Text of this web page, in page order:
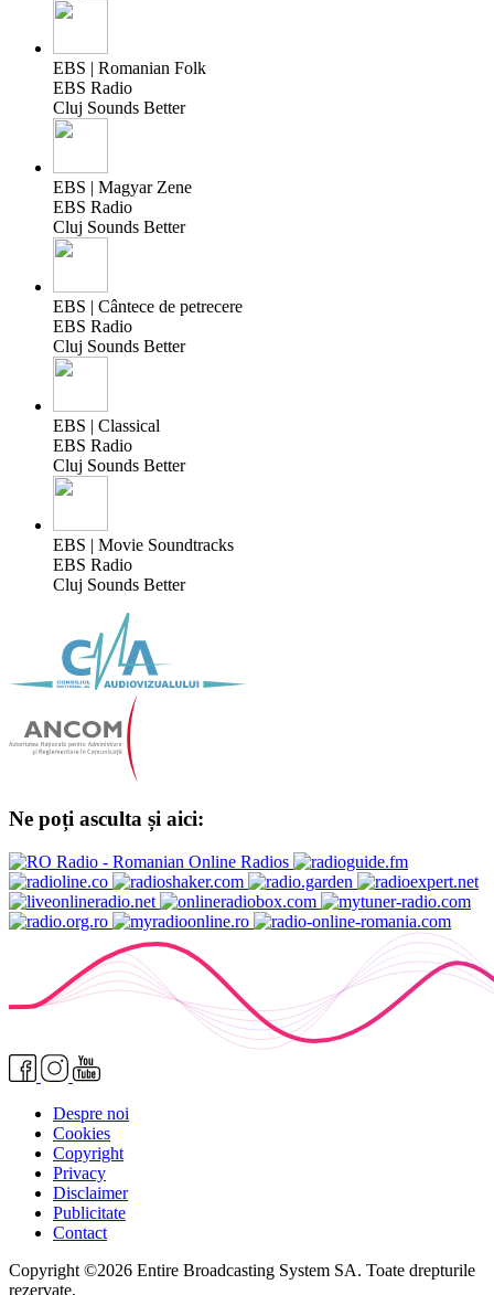
EBS | Romanian Folk
EBS Radio
Cluj Sounds Better
EBS | Magyar Zene
EBS Radio
Cluj Sounds Better
EBS | Cântece de petrecere
EBS Radio
Cluj Sounds Better
EBS | Classical
EBS Radio
Cluj Sounds Better
EBS | Movie Soundtracks
EBS Radio
Cluj Sounds Better
Ne poți asculta și aici:
Despre noi
Cookies
Copyright
Privacy
Disclaimer
Publicitate
Contact
Copyright ©2026 Entire Broadcasting System SA. Toate drepturile
rezervate.